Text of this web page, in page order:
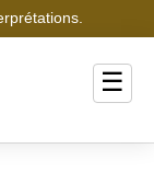
☰